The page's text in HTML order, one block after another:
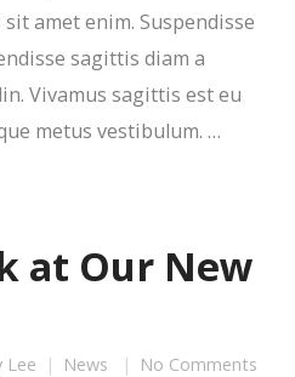
amet enim. Suspendisse
sagittis diam a
Vivamus sagittis est eu
metus vestibulum. …
at Our New
Lee News No Comments